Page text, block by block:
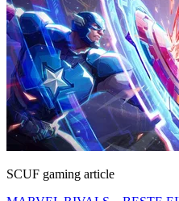
SCUF gaming article